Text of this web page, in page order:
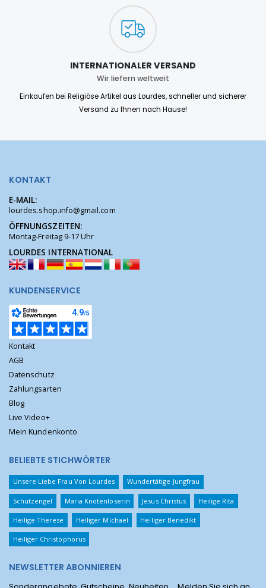
INTERNATIONALER VERSAND
Wir liefern weltweit
Einkaufen bei Religiöse Artikel aus Lourdes, schneller und sicherer
Versand zu Ihnen nach Hause!
KONTAKT
E-MAIL:
lourdes.shop.info@gmail.com
ÖFFNUNGSZEITEN:
Montag-Freitag 9-17 Uhr
LOURDES INTERNATIONAL
KUNDENSERVICE
Kontakt
AGB
Datenschutz
Zahlungsarten
Blog
Live Video+
Mein Kundenkonto
BELIEBTE STICHWÖRTER
Unsere Liebe Frau Von Lourdes Wundertätige Jungfrau
Schutzengel Maria Knotenlöserin Jesus Christus Heilige Rita
Heilige Therese Heiliger Michael Heiliger Benedikt
Heiliger Christophorus
NEWSLETTER ABONNIEREN